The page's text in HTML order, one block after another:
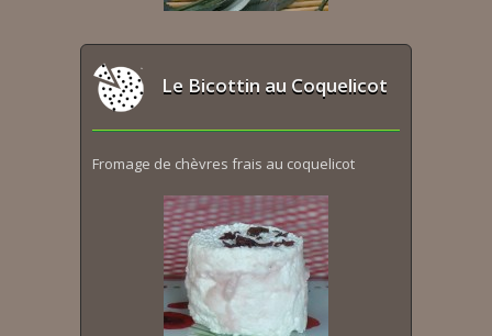
Le Bicottin au Coquelicot
Fromage de chèvres frais au coquelicot